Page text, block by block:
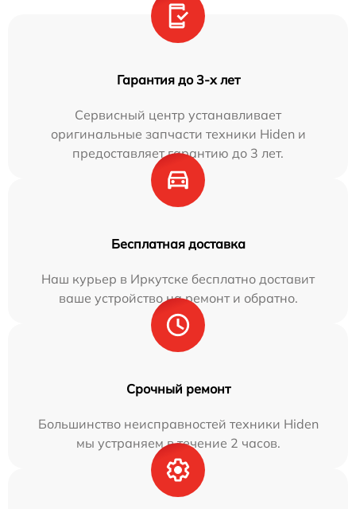
Гарантия до 3-х лет
Сервисный центр устанавливает
оригинальные запчасти техники Hiden и
предоставляет гарантию до 3 лет.
Бесплатная доставка
Наш курьер в Иркутске бесплатно доставит
ваше устройство на ремонт и обратно.
Срочный ремонт
Большинство неисправностей техники Hiden
мы устраняем в течение 2 часов.